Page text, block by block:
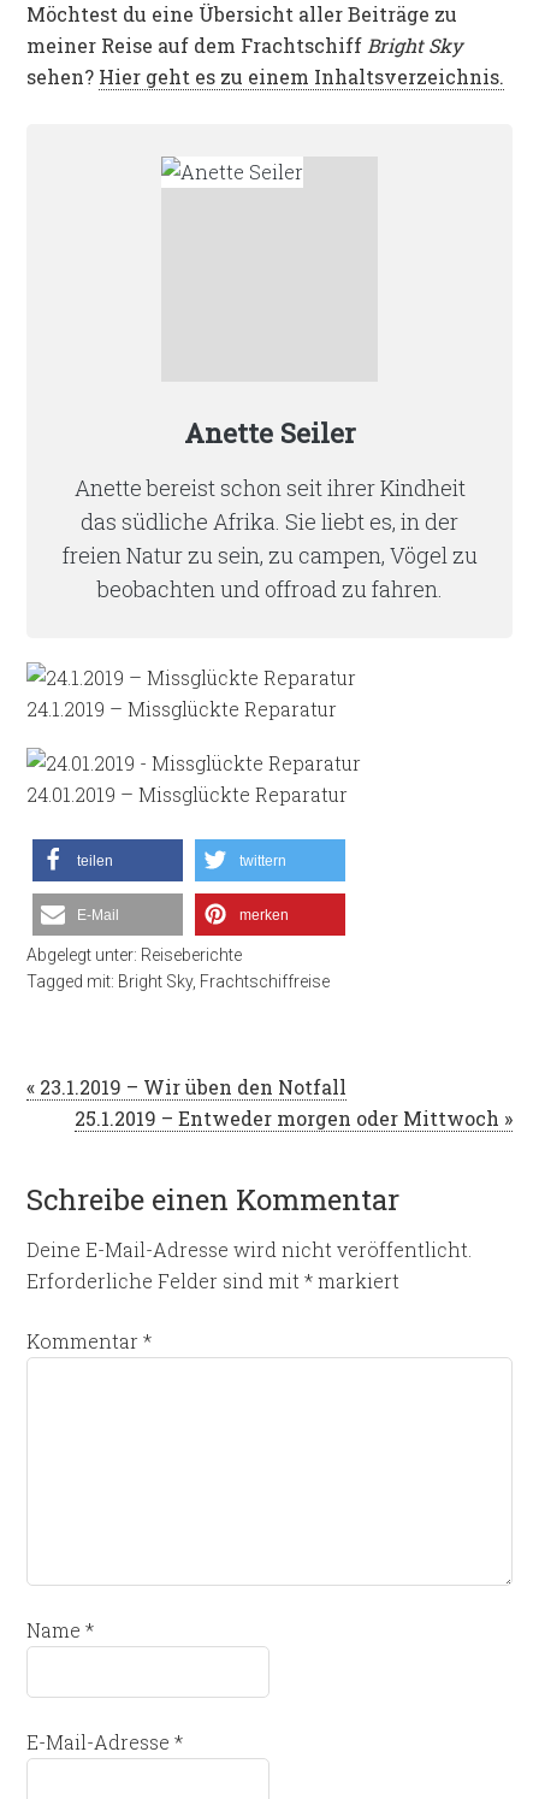
Möchtest du eine Übersicht aller Beiträge zu
meiner Reise auf dem Frachtschiff Bright Sky
sehen? Hier geht es zu einem Inhaltsverzeichnis.
Anette Seiler
Anette bereist schon seit ihrer Kindheit
das südliche Afrika. Sie liebt es, in der
freien Natur zu sein, zu campen, Vögel zu
beobachten und offroad zu fahren.
24.1.2019 – Missglückte Reparatur
24.01.2019 – Missglückte Reparatur
teilen twittern
E-Mail merken
Abgelegt unter: Reiseberichte
Tagged mit: Bright Sky, Frachtschiffreise
« 23.1.2019 – Wir üben den Notfall
25.1.2019 – Entweder morgen oder Mittwoch »
Schreibe einen Kommentar
Deine E-Mail-Adresse wird nicht veröffentlicht.
Erforderliche Felder sind mit*markiert
Kommentar*
Name*
E-Mail-Adresse*